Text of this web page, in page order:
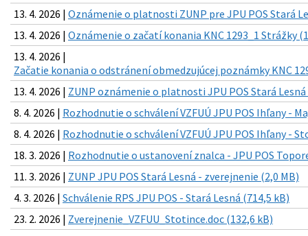
13. 4. 2026 | Oznámenie o platnosti ZUNP pre JPU POS Stará
13. 4. 2026 | Oznámenie o začatí konania KNC 1293_1 Strážky
13. 4. 2026 |
Začatie konania o odstránení obmedzujúcej poznámky KNC
13. 4. 2026 | ZUNP oznámenie o platnosti JPU POS Stará Lesná
8. 4. 2026 | Rozhodnutie o schválení VZFUÚ JPU POS Ihľany -
8. 4. 2026 | Rozhodnutie o schválení VZFUÚ JPU POS Ihľany -
18. 3. 2026 | Rozhodnutie o ustanovení znalca - JPU POS
11. 3. 2026 | ZUNP JPU POS Stará Lesná - zverejnenie (2,0 MB)
4. 3. 2026 | Schválenie RPS JPU POS - Stará Lesná (714,5 kB)
23. 2. 2026 | Zverejnenie_VZFUU_Stotince.doc (132,6 kB)